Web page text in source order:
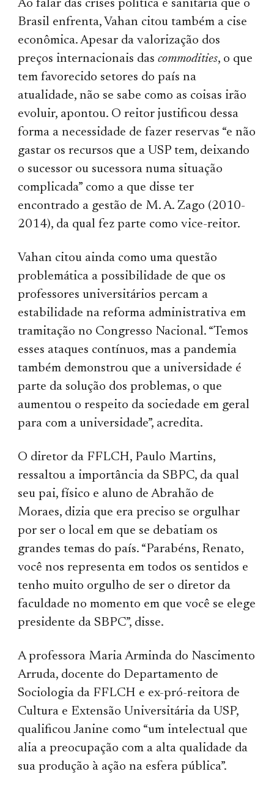
Ao falar das crises política e sanitária que o
Brasil enfrenta, Vahan citou também a cise
econômica. Apesar da valorização dos
preços internacionais dascommodities, o que
tem favorecido setores do país na
atualidade, não se sabe como as coisas irão
evoluir, apontou. O reitor justificou dessa
forma a necessidade de fazer reservas “e não
gastar os recursos que a USP tem, deixando
o sucessor ou sucessora numa situação
complicada” como a que disse ter
encontrado a gestão de M. A. Zago (2010-
2014), da qual fez parte como vice-reitor.
Vahan citou ainda como uma questão
problemática a possibilidade de que os
professores universitários percam a
estabilidade na reforma administrativa em
tramitação no Congresso Nacional. “Temos
esses ataques contínuos, mas a pandemia
também demonstrou que a universidade é
parte da solução dos problemas, o que
aumentou o respeito da sociedade em geral
para com a universidade”, acredita.
O diretor da FFLCH, Paulo Martins,
ressaltou a importância da SBPC, da qual
seu pai, físico e aluno de Abrahão de
Moraes, dizia que era preciso se orgulhar
por ser o local em que se debatiam os
grandes temas do país. “Parabéns, Renato,
você nos representa em todos os sentidos e
tenho muito orgulho de ser o diretor da
faculdade no momento em que você se elege
presidente da SBPC”, disse.
A professora Maria Arminda do Nascimento
Arruda, docente do Departamento de
Sociologia da FFLCH e ex-pró-reitora de
Cultura e Extensão Universitária da USP,
qualificou Janine como “um intelectual que
alia a preocupação com a alta qualidade da
sua produção à ação na esfera pública”.